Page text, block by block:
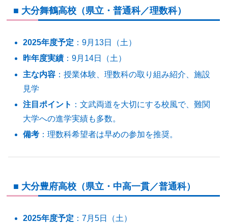
■ 大分舞鶴高校（県立・普通科／理数科）
2025年度予定 ：9月13日（土）
昨年度実績 ：9月14日（土）
主な内容 ：授業体験、理数科の取り組み紹介、施設
見学
注目ポイント ：文武両道を大切にする校風で、難関
大学への進学実績も多数。
備考 ：理数科希望者は早めの参加を推奨。
■ 大分豊府高校（県立・中高一貫／普通科）
2025年度予定 ：7月5日（土）